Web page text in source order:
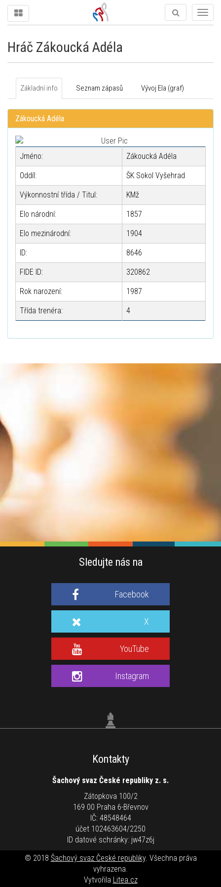
Hráč Zákoucká Adéla
Základní info Seznam zápasů Vývoj Ela (graf)
Zákoucká Adéla
Jméno: Zákoucká Adéla
Oddíl: ŠK Sokol Vyšehrad
Výkonnostní třída / Titul: KMž
Elo národní: 1857
Elo mezinárodní: 1904
ID: 8646
FIDE ID: 320862
Rok narození: 1987
Třída trenéra: 4
Sledujte nás na
Facebook
X
YouTube
Instagram
Kontakty
Šachový svaz České republiky z. s.
Zátopkova 100/2
169 00 Praha 6-Břevnov
IČ: 48548464
účet 102463604/2250
ID datové schránky: jw47z6j
© 2018 Šachový svaz České republiky. Všechna práva
vyhrazena.
Vytvořila Litea.cz